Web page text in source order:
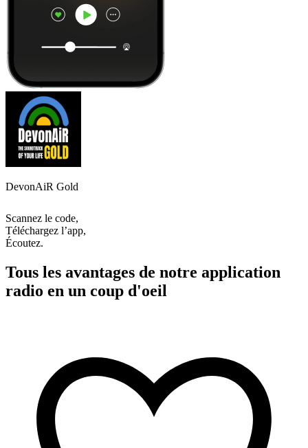
DevonAiR Gold
Scannez le code,
Téléchargez l’app,
Écoutez.
Tous les avantages de notre application
radio en un coup d'oeil